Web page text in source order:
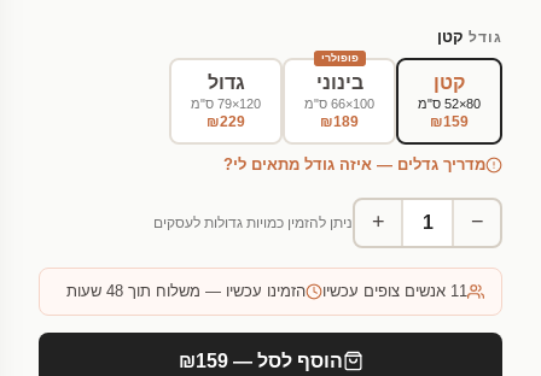
גודל קטן
קטן
80×52 ס"מ
₪159
פופולרי
בינוני
100×66 ס"מ
₪189
גדול
120×79 ס"מ
₪229
מדריך גדלים — איזה גודל מתאים לי?
−
+ ניתן להזמין כמויות גדולות לעסקים
11 אנשים צופים עכשיו הזמינו עכשיו — משלוח תוך 48 שעות
הוסף לסל — ₪159